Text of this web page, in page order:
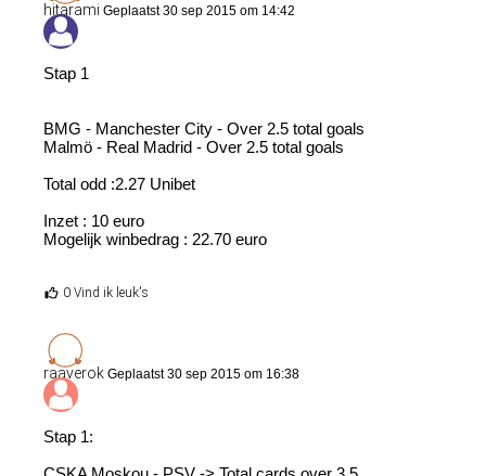
hitarami Geplaatst 30 sep 2015 om 14:42
Stap 1
BMG - Manchester City - Over 2.5 total goals
Malmö - Real Madrid - Over 2.5 total goals
Total odd :2.27 Unibet
Inzet : 10 euro
Mogelijk winbedrag : 22.70 euro
0 Vind ik leuk's
raaverok Geplaatst 30 sep 2015 om 16:38
Stap 1: